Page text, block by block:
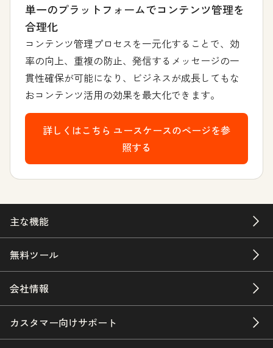
単一のプラットフォームでコンテンツ管理を
合理化
コンテンツ管理プロセスを一元化することで、効
率の向上、重複の防止、発信するメッセージの一
貫性確保が可能になり、ビジネスが成長してもな
おコンテンツ活用の効果を最大化できます。
詳しくはこちら ユースケースのページを参
照する
主な機能
無料ツール
会社情報
カスタマー向けサポート